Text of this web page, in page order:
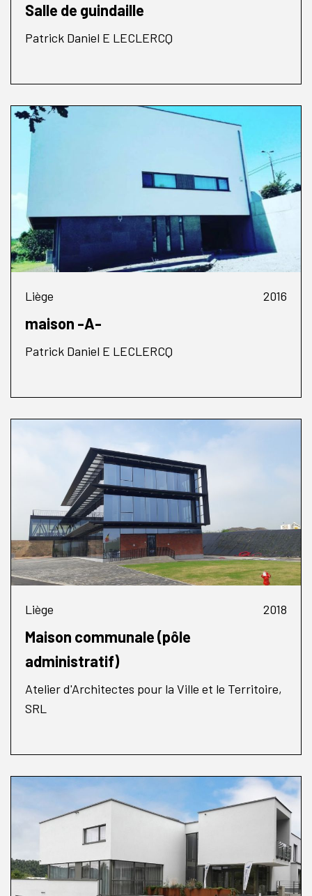
Salle de guindaille
Patrick Daniel E LECLERCQ
Liège 2016
maison -A-
Patrick Daniel E LECLERCQ
Liège 2018
Maison communale (pôle
administratif)
Atelier d'Architectes pour la Ville et le Territoire,
SRL